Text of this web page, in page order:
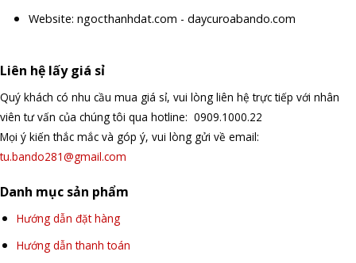
Website: ngocthanhdat.com - daycuroabando.com
Liên hệ lấy giá sỉ
Quý khách có nhu cầu mua giá sỉ, vui lòng liên hệ trực tiếp với nhân
viên tư vấn của chúng tôi qua hotline: 0909.1000.22
Mọi ý kiến thắc mắc và góp ý, vui lòng gửi về email:
tu.bando281@gmail.com
Danh mục sản phẩm
Hướng dẫn đặt hàng
Hướng dẫn thanh toán